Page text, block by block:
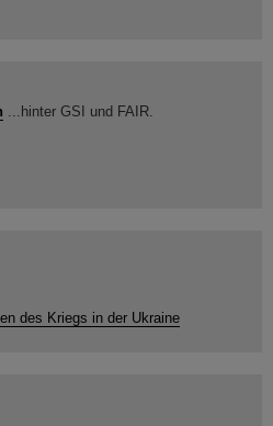
...hinter GSI und FAIR.
des Kriegs in der Ukraine